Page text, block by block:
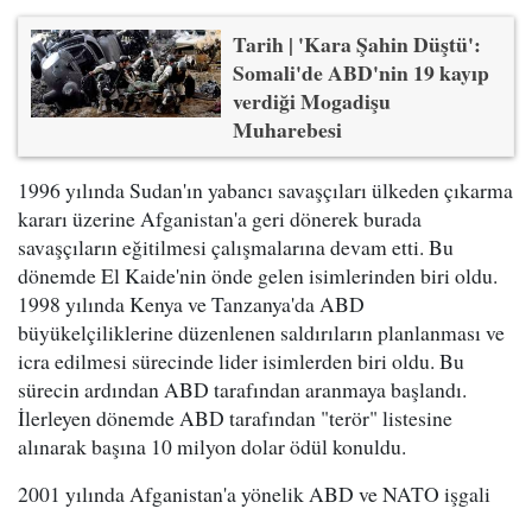
Tarih | 'Kara Şahin Düştü':
Somali'de ABD'nin 19 kayıp
verdiği Mogadişu
Muharebesi
1996 yılında Sudan'ın yabancı savaşçıları ülkeden çıkarma
kararı üzerine Afganistan'a geri dönerek burada
savaşçıların eğitilmesi çalışmalarına devam etti. Bu
dönemde El Kaide'nin önde gelen isimlerinden biri oldu.
1998 yılında Kenya ve Tanzanya'da ABD
büyükelçiliklerine düzenlenen saldırıların planlanması ve
icra edilmesi sürecinde lider isimlerden biri oldu. Bu
sürecin ardından ABD tarafından aranmaya başlandı.
İlerleyen dönemde ABD tarafından "terör" listesine
alınarak başına 10 milyon dolar ödül konuldu.
2001 yılında Afganistan'a yönelik ABD ve NATO işgali